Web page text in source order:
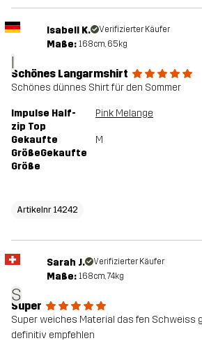
I
Isabell K. Verifizierter Käufer
Maße: 168cm, 65kg
Schönes Langarmshirt
Schönes dünnes Shirt für den Sommer
Impulse Half-
zip Top
Pink Melange
Gekaufte
GrößeGekaufte
Größe
M
Artikelnr 14242
S
Sarah J. Verifizierter Käufer
Maße: 168cm, 74kg
Super
Super weiches Material das fen Schweiss
definitiv empfehlen